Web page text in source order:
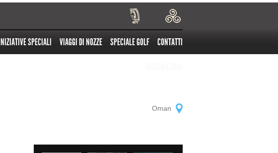
CONTATTI
SPECIALE GOLF
VIAGGI DI NOZZE
SPECIALI
Oman